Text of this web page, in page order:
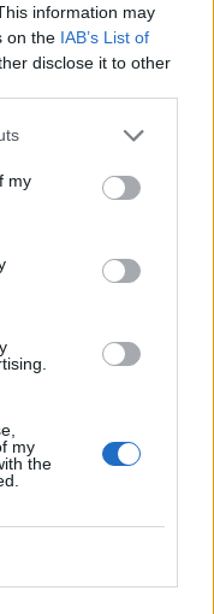
information may
on the IAB’s List of
disclose it to other
my
my
the
var
fik jeg
og to år
ikke fortrudt,
til
i foråret 2025
i Jammerbugt.
både mennesker
i efteråret
har været
et tilbud i